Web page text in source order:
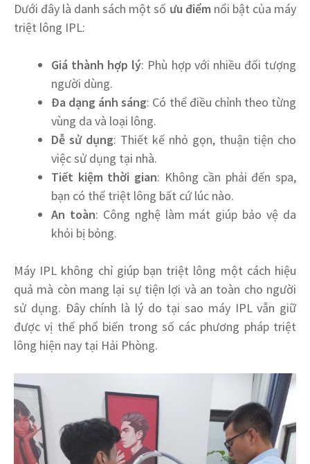
Dưới đây là danh sách một số ưu điểm nổi bật của máy
triệt lông IPL:
Giá thành hợp lý: Phù hợp với nhiều đối tượng
người dùng.
Đa dạng ánh sáng: Có thể điều chỉnh theo từng
vùng da và loại lông.
Dễ sử dụng: Thiết kế nhỏ gọn, thuận tiện cho
việc sử dụng tại nhà.
Tiết kiệm thời gian: Không cần phải đến spa,
bạn có thể triệt lông bất cứ lúc nào.
An toàn: Công nghệ làm mát giúp bảo vệ da
khỏi bị bỏng.
Máy IPL không chỉ giúp bạn triệt lông một cách hiệu
quả mà còn mang lại sự tiện lợi và an toàn cho người
sử dụng. Đây chính là lý do tại sao máy IPL vẫn giữ
được vị thế phổ biến trong số các phương pháp triệt
lông hiện nay tại Hải Phòng.